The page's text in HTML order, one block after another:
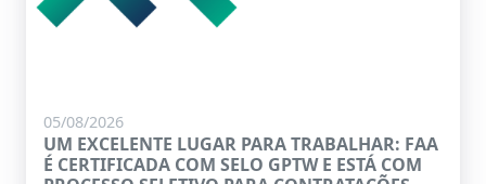
05/08/2026
UM EXCELENTE LUGAR PARA TRABALHAR: FAA
É CERTIFICADA COM SELO GPTW E ESTÁ COM